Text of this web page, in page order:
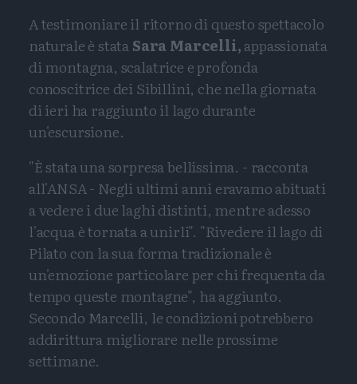
A testimoniare il ritorno di questo spettacolo
naturale è stataSara Marcelli,appassionata
di montagna, scalatrice e profonda
conoscitrice dei Sibillini, che nella giornata
di ieri ha raggiunto il lago durante
un'escursione.
"È stata una sorpresa bellissima. - racconta
all'ANSA - Negli ultimi anni eravamo abituati
a vedere i due laghi distinti, mentre adesso
l'acqua è tornata a unirli". "Rivedere il lago di
Pilato con la sua forma tradizionale è
un'emozione particolare per chi frequenta da
tempo queste montagne", ha aggiunto.
Secondo Marcelli, le condizioni potrebbero
addirittura migliorare nelle prossime
settimane.